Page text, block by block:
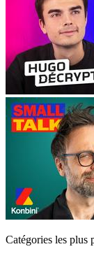
Catégories les plus